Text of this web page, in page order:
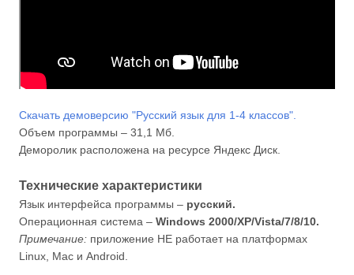
Скачать демоверсию "Русский язык для 1-4 классов".
Объем программы – 31,1 Мб.
Деморолик расположена на ресурсе Яндекс Диск.
Технические характеристики
Язык интерфейса программы – русский.
Операционная система – Windows 2000/XP/Vista/7/8/10.
Примечание: приложение НЕ работает на платформах
Linux, Mac и Android.